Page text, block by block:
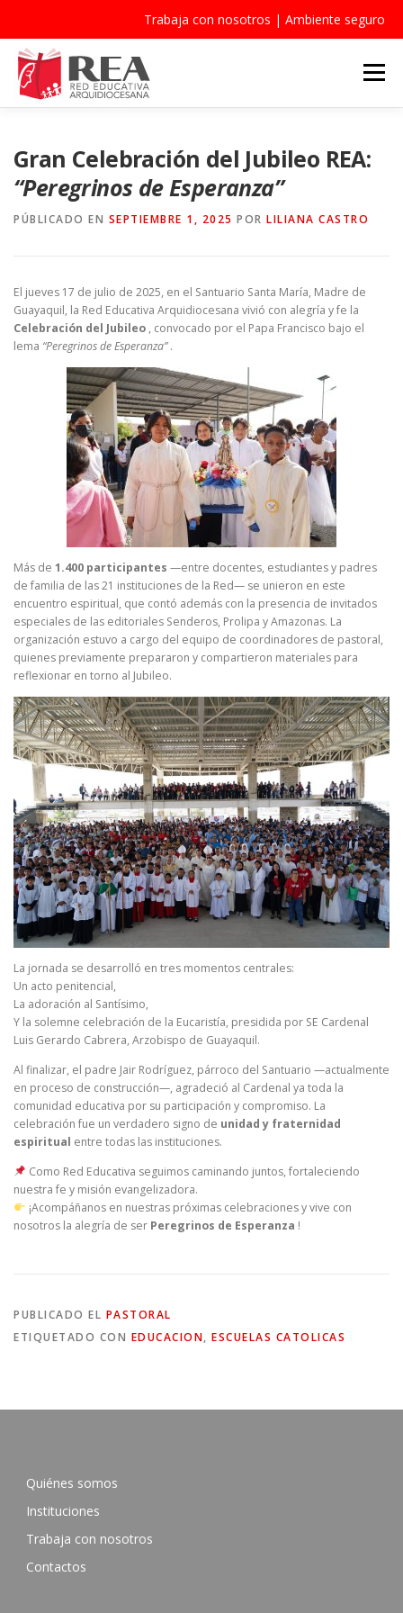
Trabaja con nosotros | Ambiente seguro
Saltar
contenido
Menú
Gran Celebración del Jubileo REA:
“Peregrinos de Esperanza”
PÚBLICADO EN SEPTIEMBRE 1, 2025 POR LILIANA CASTRO
El jueves 17 de julio de 2025, en el Santuario Santa María, Madre de
Guayaquil, la Red Educativa Arquidiocesana vivió con alegría y fe la
Celebración del Jubileo , convocado por el Papa Francisco bajo el
lema “Peregrinos de Esperanza”.
Más de 1.400 participantes —entre docentes, estudiantes y padres
de familia de las 21 instituciones de la Red— se unieron en este
encuentro espiritual, que contó además con la presencia de invitados
especiales de las editoriales Senderos, Prolipa y Amazonas. La
organización estuvo a cargo del equipo de coordinadores de pastoral,
quienes previamente prepararon y compartieron materiales para
reflexionar en torno al Jubileo.
La jornada se desarrolló en tres momentos centrales:
Un acto penitencial,
La adoración al Santísimo,
Y la solemne celebración de la Eucaristía, presidida por SE Cardenal
Luis Gerardo Cabrera, Arzobispo de Guayaquil.
Al finalizar, el padre Jair Rodríguez, párroco del Santuario —actualmente
en proceso de construcción—, agradeció al Cardenal ya toda la
comunidad educativa por su participación y compromiso. La
celebración fue un verdadero signo de unidad y fraternidad
espiritual entre todas las instituciones.
Como Red Educativa seguimos caminando juntos, fortaleciendo
nuestra fe y misión evangelizadora.
¡Acompáñanos en nuestras próximas celebraciones y vive con
nosotros la alegría de ser Peregrinos de Esperanza !
PUBLICADO EL PASTORAL
ETIQUETADO CON EDUCACION, ESCUELAS CATOLICAS
Quiénes somos
Instituciones
Trabaja con nosotros
Contactos